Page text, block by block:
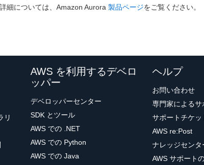
細については、Amazon Aurora 製品ページをご覧ください。
リ
AWS を利用するデベロ
ッパー
デベロッパーセンター
SDK とツール
AWS での .NET
AWS での Python
AWS での Java
ヘルプ
お問い合わせ
専門家によるサ
サポートチケッ
AWS re:Post
ナレッジセンタ
AWS サポート